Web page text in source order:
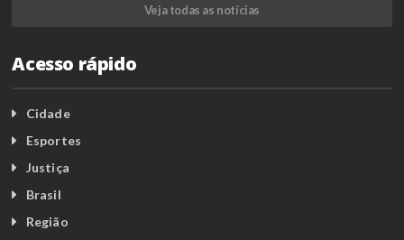
Veja todas as notícias
Acesso rápido
Cidade
Esportes
Justiça
Brasil
Região